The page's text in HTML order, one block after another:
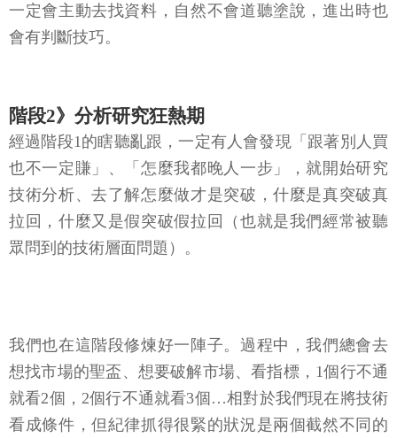
一定會主動去找資料，自然不會道聽塗說，進出時也
會有判斷技巧。
階段2》分析研究狂熱期
經過階段1的瞎聽亂跟，一定有人會發現「跟著別人買
也不一定賺」、「怎麼我都晚人一步」，就開始研究
技術分析、去了解怎麼做才是突破，什麼是真突破真
拉回，什麼又是假突破假拉回（也就是我們經常被聽
眾問到的技術層面問題）。
我們也在這階段修煉好一陣子。過程中，我們總會去
想找市場的聖盃、想要破解市場、看指標，1個行不通
就看2個，2個行不通就看3個…相對於我們現在將技術
看成條件，但紀律抓得很緊的狀況是兩個截然不同的